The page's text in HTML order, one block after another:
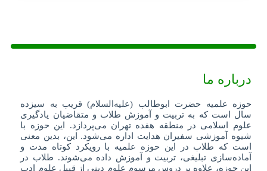
درباره ما
حوزه علمیه حضرت ابوطالب (علیه‌السلام) قریب به سیزده
سال است که به تربیت و آموزش طلاب و متقاضیان یادگیری
علوم اسلامی در منطقه هفده تهران می‌پردازد. این حوزه با
شیوه آموزشی سفیران هدایت اداره می‌شود. این، بدین معنی
است که طلاب در این حوزه علمیه با رویکرد کوتاه مدت و
آماده‌سازی تبلیغی، تربیت و آموزش داده می‌شوند. طلاب در
این حوزه، علاوه بر دروس مرسوم علوم دینی از قبیل علوم ادب